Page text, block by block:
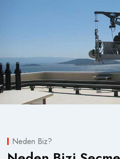
Neden Biz?